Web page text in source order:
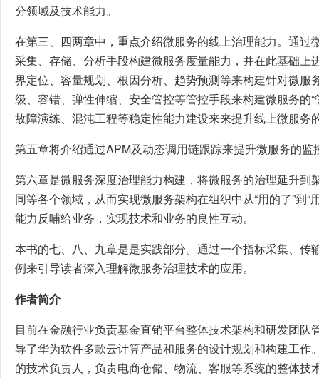
分领域及技术能力。
在第三、四两章中，重点介绍微服务的线上治理能力。通过
采集、存储、分析手段构建微服务度量能力，并在此基础上
界定位、容量规划、根因分析、趋势预测等来构建针对微服
级、容错、弹性伸缩、安全管控等管控手段来构建微服务的
故障演练、混沌工程等稳定性能力建设来来提升线上微服务
第五章将介绍通过APM及动态调用链跟踪来提升微服务的监
第六章是微服务深度治理能力构建，将微服务的治理延升到
同等各个领域，从而实现微服务架构在组织中从“用的了”到“
能力反哺给业务，实现技术和业务的良性互动。
本书的七、八、九章是是实践部分。通过一个指标采集、传
例来引导读者深入理解微服务治理技术的应用。
作者简介
目前在金融行业负责基金直销平台整体技术架构和研发团队
导了华为软件多款云计算产品和服务的设计规划和构建工作
的技术负责人，负责电商仓储、物流、客服等系统的整体技